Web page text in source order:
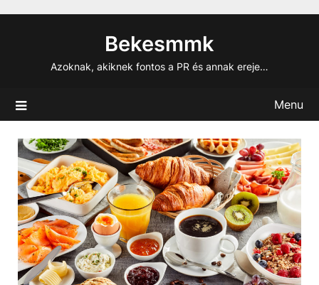
Bekesmmk
Azoknak, akiknek fontos a PR és annak ereje…
Menu